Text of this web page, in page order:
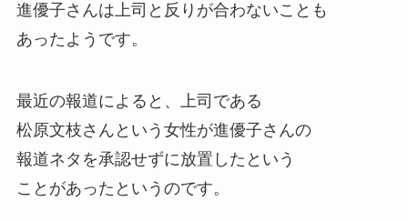
進優子さんは上司と反りが合わないことも
あったようです。
最近の報道によると、上司である
松原文枝さんという女性が進優子さんの
報道ネタを承認せずに放置したという
ことがあったというのです。